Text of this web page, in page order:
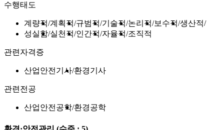
수행태도
계량적 계획적 규범적 기술적 논리적 보수적 생산적
성실함 실천적 인간적 자율적 조직적
관련자격증
산업안전기사 환경기사
관련전공
산업안전공학 환경공학